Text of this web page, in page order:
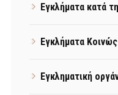
Εγκλήματα κατά
Εγκλήματα
Εγκληματική